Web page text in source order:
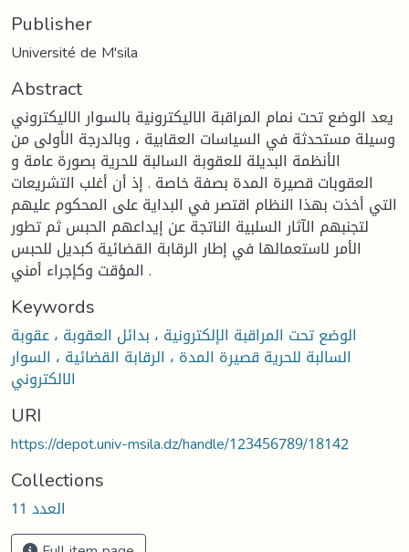
Publisher
Université de M'sila
Abstract
يعد الوضع تحت نمام المراقبة الاليكترونية بالسوار الاليكتروني
وسيلة مستحدثة في السياسات العقابية ، وبالدرجة الأولى من
الأنظمة البديلة للعقوبة السالبة للحرية بصورة عامة و
العقوبات قصيرة المدة بصفة خاصة . إذ أن أغلب التشريعات
التي أخذت بهذا النظام اقتصر في البداية على المحكوم عليهم
لتجنبهم الآثار السلبية الناتجة عن إيداعهم الحبس ثم تطور
الأمر لاستعمالها في إطار الرقابة القضائية كبديل للحبس
المؤقت وكإجراء أمني .
Keywords
الوضع تحت المراقبة الإلكترونية ، بدائل العقوبة ، عقوبة
السالبة للحرية قصيرة المدة ، الرقابة القضائية ، السوار
الالكتروني
URI
https://depot.univ-msila.dz/handle/123456789/18142
Collections
العدد 11